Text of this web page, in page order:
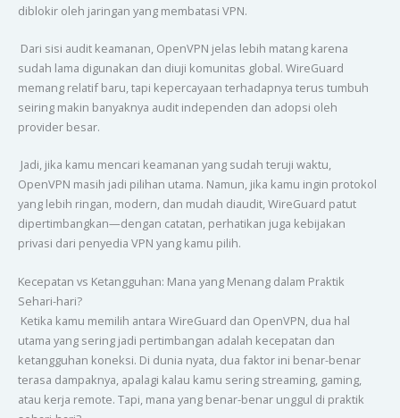
diblokir oleh jaringan yang membatasi VPN.
Dari sisi audit keamanan, OpenVPN jelas lebih matang karena
sudah lama digunakan dan diuji komunitas global. WireGuard
memang relatif baru, tapi kepercayaan terhadapnya terus tumbuh
seiring makin banyaknya audit independen dan adopsi oleh
provider besar.
Jadi, jika kamu mencari keamanan yang sudah teruji waktu,
OpenVPN masih jadi pilihan utama. Namun, jika kamu ingin protokol
yang lebih ringan, modern, dan mudah diaudit, WireGuard patut
dipertimbangkan—dengan catatan, perhatikan juga kebijakan
privasi dari penyedia VPN yang kamu pilih.
Kecepatan vs Ketangguhan: Mana yang Menang dalam Praktik
Sehari-hari?
Ketika kamu memilih antara WireGuard dan OpenVPN, dua hal
utama yang sering jadi pertimbangan adalah kecepatan dan
ketangguhan koneksi. Di dunia nyata, dua faktor ini benar-benar
terasa dampaknya, apalagi kalau kamu sering streaming, gaming,
atau kerja remote. Tapi, mana yang benar-benar unggul di praktik